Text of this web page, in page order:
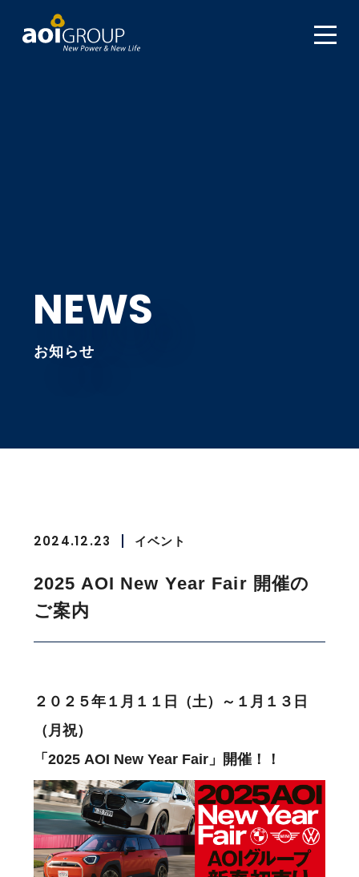
NEWS
お知らせ
2024.12.23 イベント
2025 AOI New Year Fair 開催の
ご案内
２０２５年１月１１日（土）～１月１３日
（月祝）
「2025 AOI New Year Fair」開催！！